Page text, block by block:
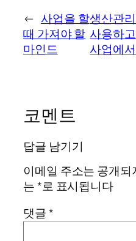
← 사업을 할
때 가져야 할
마인드
생산관
사용하
사업에
코멘트
답글 남기기
이메일 주소는 공개되
는*로 표시됩니다
댓글*